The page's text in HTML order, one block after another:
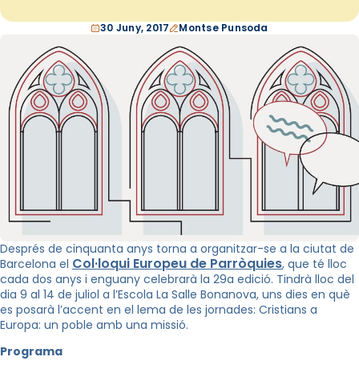
30 Juny, 2017 Montse Punsoda
Després de cinquanta anys torna a organitzar-se a la ciutat de
Barcelona el Col·loqui Europeu de Parròquies, que té lloc
cada dos anys i enguany celebrarà la 29a edició. Tindrà lloc del
dia 9 al 14 de juliol a l’Escola La Salle Bonanova, uns dies en què
es posarà l’accent en el lema de les jornades: Cristians a
Europa: un poble amb una missió.
Programa